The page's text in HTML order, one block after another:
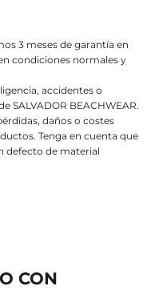
3 meses de garantía en
condiciones normales y
accidentes o
SALVADOR BEACHWEAR.
daños o costes
Tenga en cuenta que
defecto de material
CON